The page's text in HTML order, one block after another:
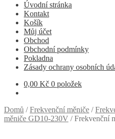
Úvodní stránka
Kontakt
Košík
Můj účet
Obchod
Obchodní podmínky
Pokladna
Zásady ochrany osobních
0,00 Kč 0 položek
Domů /Frekvenční měniče /
měniče GD10-230V /Frekvenční